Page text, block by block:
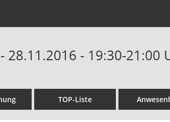
28.11.2016 - 19:30-21:00
TOP-Liste